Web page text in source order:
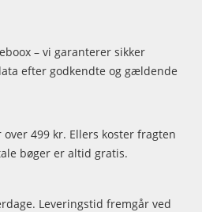
– vi garanterer sikker
efter godkendte og gældende
499 kr. Ellers koster fragten
bøger er altid gratis.
Leveringstid fremgår ved